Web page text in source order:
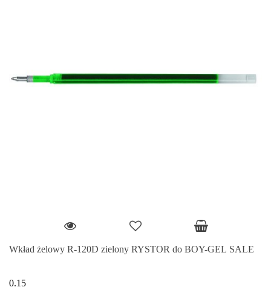
Wkład żelowy R-120D zielony RYSTOR do BOY-GEL SALE
0.15